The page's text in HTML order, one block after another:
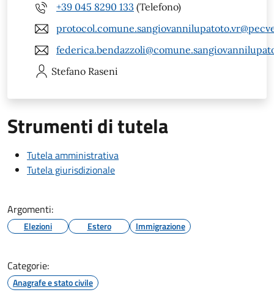
+39 045 8290 133 (Telefono)
Stefano Raseni
Strumenti di tutela
Tutela amministrativa
Tutela giurisdizionale
Argomenti:
Elezioni Estero Immigrazione
Categorie:
Anagrafe e stato civile